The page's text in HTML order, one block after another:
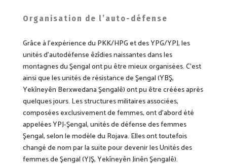
Organisation de l’auto-défense
Grâce à l’expérience du PKK/HPG et des YPG/YPJ, les
unités d’autodéfense êzîdies naissantes dans les
montagnes du Şengal ont pu être mieux organisées. C’est
ainsi que les unités de résistance de Şengal (YBŞ,
Yekîneyên Berxwedana Şengalê) ont pu être créées après
quelques jours. Les structures militaires associées,
composées exclusivement de femmes, ont d’abord été
appelées YPJ-Şengal, unités de défense des femmes
Şengal, selon le modèle du Rojava. Elles ont toutefois
changé de nom par la suite pour devenir les Unités des
femmes de Şengal (YJŞ, Yekîneyên Jinên Şengalê).